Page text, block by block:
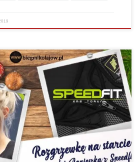
wiadomość ! Dzięki współpracy
na starcie poprowadzi Pani Agnieszka !
takiemu…więcej